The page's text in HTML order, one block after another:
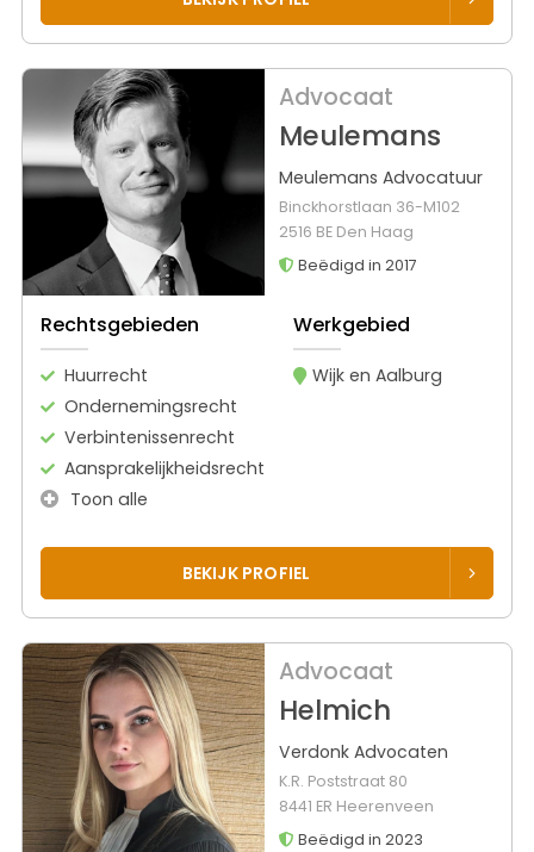
Advocaat
Meulemans
Meulemans Advocatuur
Binckhorstlaan 36-M102
2516 BE Den Haag
Beëdigd in 2017
Rechtsgebieden
Huurrecht
Ondernemingsrecht
Verbintenissenrecht
Aansprakelijkheidsrecht
Toon alle
Werkgebied
Wijk en Aalburg
BEKIJK PROFIEL
Advocaat
Helmich
Verdonk Advocaten
K.R. Poststraat 80
8441 ER Heerenveen
Beëdigd in 2023